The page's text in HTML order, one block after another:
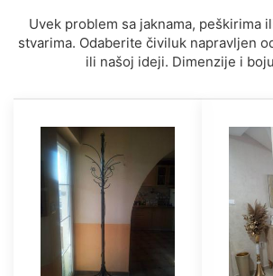
Uvek problem sa jaknama, peškirima
stvarima. Odaberite čiviluk napravljen
ili našoj ideji. Dimenzije i